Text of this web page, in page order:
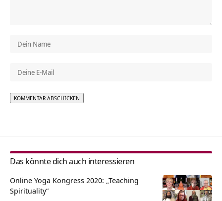
Das könnte dich auch interessieren
Online Yoga Kongress 2020: „Teaching
Spirituality“